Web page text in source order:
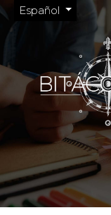
Ir al menú de
Ir al contenido
Ir al pie de
Cambiar el
Español
Menú de
Menú